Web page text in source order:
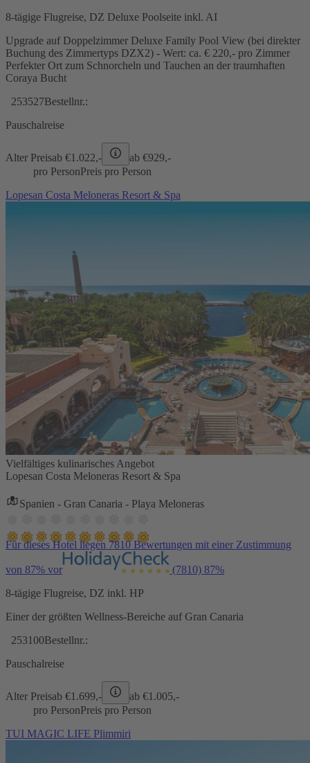
8-tägige Flugreise, DZ Deluxe Poolseite inkl. AI
Upgrade auf Doppelzimmer Deluxe Family Pool View (bei direkter
Buchung des Zimmertyps DZX2) - Wert: ca. € 220,- pro Zimmer
Perfekter Ort zum Schnorcheln und Tauchen an der traumhaften
Coraya Bucht
253527Bestellnr.:
Pauschalreise
Alter Preisab €1.022,- ab €929,-
pro PersonPreis pro Person
Lopesan Costa Meloneras Resort & Spa
Vielfältiges kulinarisches Angebot
Lopesan Costa Meloneras Resort & Spa
Spanien - Gran Canaria - Playa Meloneras
Für dieses Hotel liegen 7810 Bewertungen mit einer Zustimmung
von 87% vor (7810) 87%
8-tägige Flugreise, DZ inkl. HP
Einer der größten Wellness-Bereiche auf Gran Canaria
253100Bestellnr.:
Pauschalreise
Alter Preisab €1.699,- ab €1.005,-
pro PersonPreis pro Person
TUI MAGIC LIFE Plimmiri